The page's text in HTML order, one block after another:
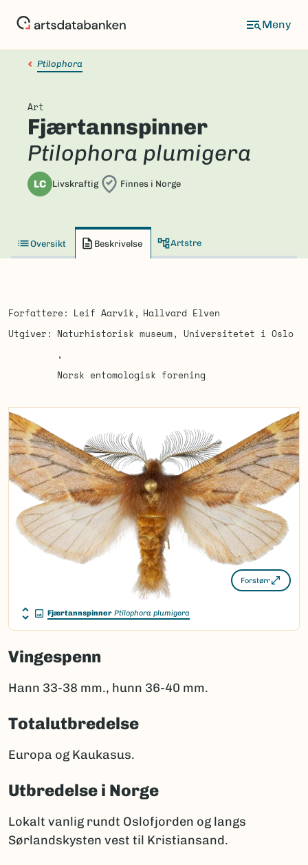
Ptilophora
Art
Fjærtannspinner
Ptilophora plumigera
LC Livskraftig Finnes i Norge
Oversikt Beskrivelse Artstre
Forfattere Leif Aarvik
Hallvard Elven
Utgiver
Naturhistorisk museum, Universitetet i Oslo
Norsk entomologisk forening
Forstørr
Fjærtannspinner Ptilophora plumigera
Vingespenn
Hann 33-38 mm., hunn 36-40 mm.
Totalutbredelse
Europa og Kaukasus.
Utbredelse i Norge
Lokalt vanlig rundt Oslofjorden og langs
Sørlandskysten vest til Kristiansand.